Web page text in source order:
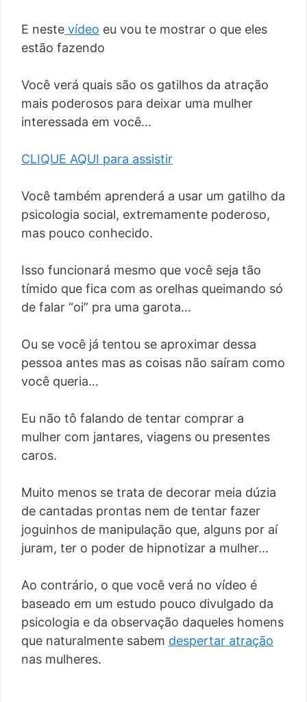
E neste vídeo eu vou te mostrar o que eles
estão fazendo
Você verá quais são os gatilhos da atração
mais poderosos para deixar uma mulher
interessada em você…
CLIQUE AQUI para assistir
Você também aprenderá a usar um gatilho da
psicologia social, extremamente poderoso,
mas pouco conhecido.
Isso funcionará mesmo que você seja tão
tímido que fica com as orelhas queimando só
de falar “oi” pra uma garota…
Ou se você já tentou se aproximar dessa
pessoa antes mas as coisas não saíram como
você queria…
Eu não tô falando de tentar comprar a
mulher com jantares, viagens ou presentes
caros.
Muito menos se trata de decorar meia dúzia
de cantadas prontas nem de tentar fazer
joguinhos de manipulação que, alguns por aí
juram, ter o poder de hipnotizar a mulher…
Ao contrário, o que você verá no vídeo é
baseado em um estudo pouco divulgado da
psicologia e da observação daqueles homens
que naturalmente sabem despertar atração
nas mulheres.